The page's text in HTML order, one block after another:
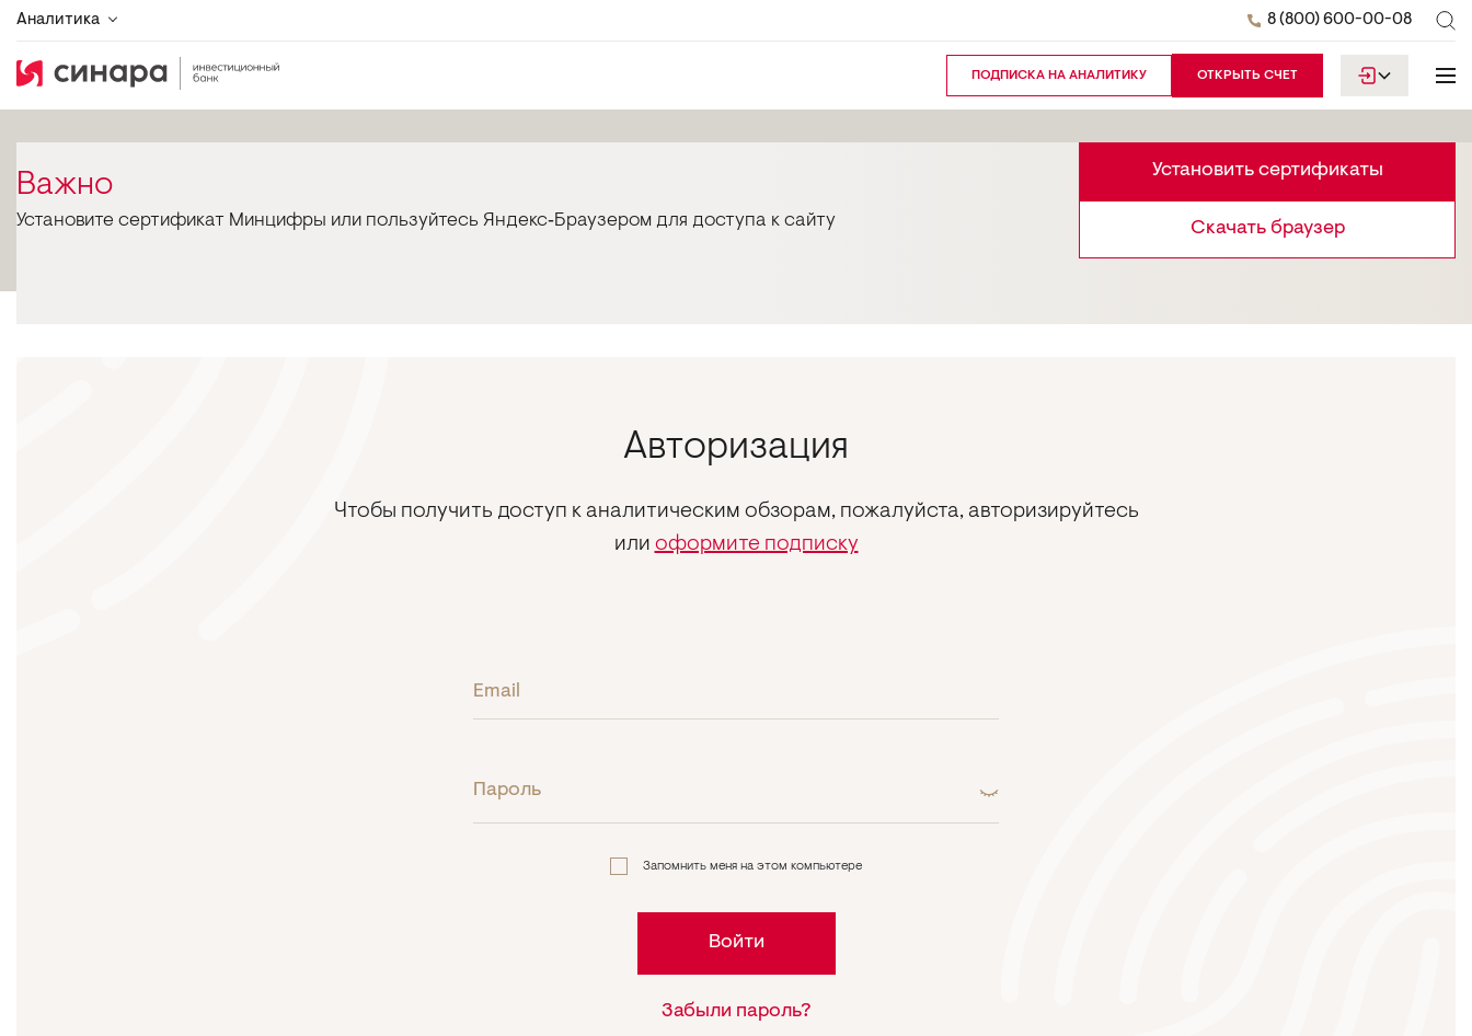
Аналитика 8 (800) 600-00-08
ПОДПИСКА НА АНАЛИТИКУ ОТКРЫТЬ СЧЕТ
Важно
Установите сертификат Минцифры или пользуйтесь Яндекс‑Браузером для доступа к сайту
Установить сертификаты
Скачать браузер
Авторизация
Чтобы получить доступ к аналитическим обзорам, пожалуйста, авторизируйтесь
или оформите подписку
Email
Пароль
Запомнить меня на этом компьютере
Войти
Забыли пароль?